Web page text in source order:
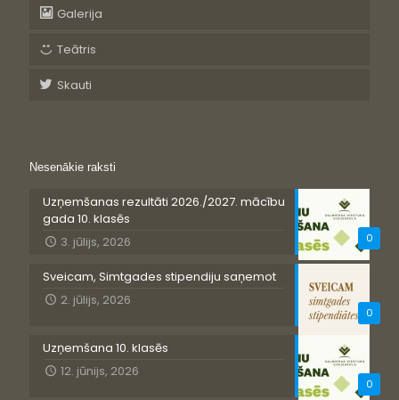
Galerija
Teātris
Skauti
Nesenākie raksti
0
Uzņemšanas rezultāti 2026./2027. mācību
gada 10. klasēs
3. jūlijs, 2026
0
Sveicam, Simtgades stipendiju saņemot
2. jūlijs, 2026
0
Uzņemšana 10. klasēs
12. jūnijs, 2026